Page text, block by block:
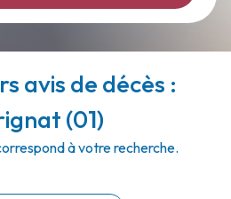
avis de décès :
(01)
à votre recherche.